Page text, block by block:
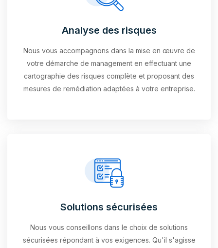
Analyse des risques
Nous vous accompagnons dans la mise en œuvre de
votre démarche de management en effectuant une
cartographie des risques complète et proposant des
mesures de remédiation adaptées à votre entreprise.
Solutions sécurisées
Nous vous conseillons dans le choix de solutions
sécurisées répondant à vos exigences. Qu'il s'agisse